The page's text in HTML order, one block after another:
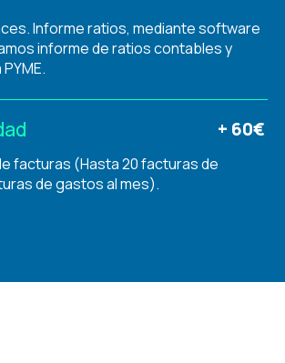
Informe ratios, mediante software
informe de ratios contables y
+ 60€
facturas (Hasta 20 facturas de
de gastos al mes).